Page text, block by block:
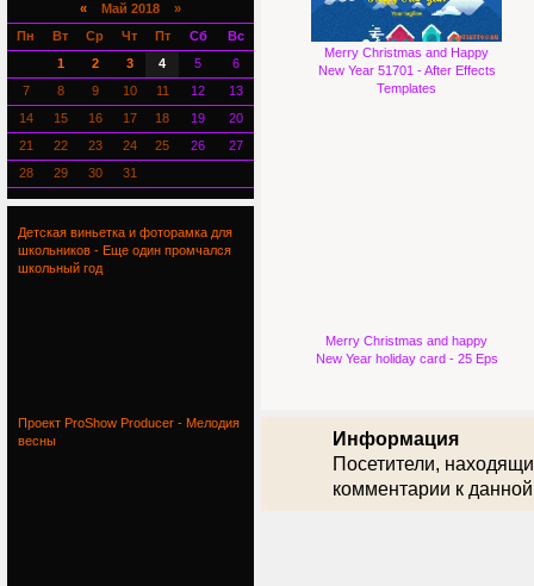
Merry Christmas and Happy
New Year 51701 - After Effects
Templates
Merry Christmas and happy
New Year holiday card - 25 Eps
Информация
Посетители,
комментарии к
« Май 2018 »
Пн
Вт Ср Чт Пт Сб
Вс
1
2 3 4 5
6
7
8 9 10 11 12
13
14
15 16 17 18 19
20
21
22 23 24 25 26
27
28
29 30 31
Детская виньетка и фоторамка для
школьников - Еще один промчался
школьный год
Проект ProShow Producer - Мелодия
весны